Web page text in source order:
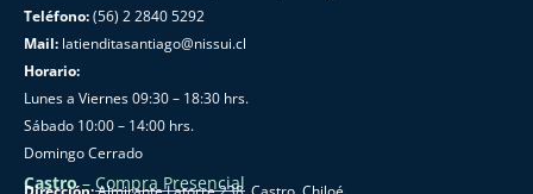
Teléfono:(56) 2 2840 5292
Mail: latienditasantiago@nissui.cl
Horario:
Lunes a Viernes 09:30 – 18:30 hrs.
Sábado 10:00 – 14:00 hrs.
Domingo Cerrado
Castro– Compra Presencial